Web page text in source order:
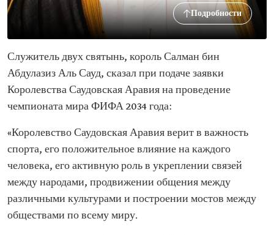
Подробности
Служитель двух святынь, король Салман бин
Абдулазиз Аль Сауд, сказал при подаче заявки
Королевства Саудовская Аравия на проведение
чемпионата мира ФИФА 2034 года:
«Королевство Саудовская Аравия верит в важность
спорта, его положительное влияние на каждого
человека, его активную роль в укреплении связей
между народами, продвижении общения между
различными культурами и построении мостов между
обществами по всему миру.